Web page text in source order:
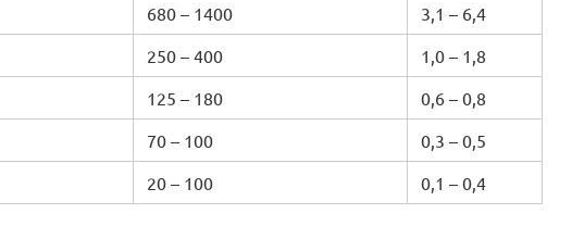
680 – 1400
3,1 – 6,4
250 – 400
1,0 – 1,8
125 – 180
0,6 – 0,8
70 – 100
0,3 – 0,5
20 – 100 0,1 – 0,4